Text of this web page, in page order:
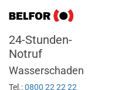
24-Stunden-
Notruf
Wasserschaden
Tel.:0800 22 22 22